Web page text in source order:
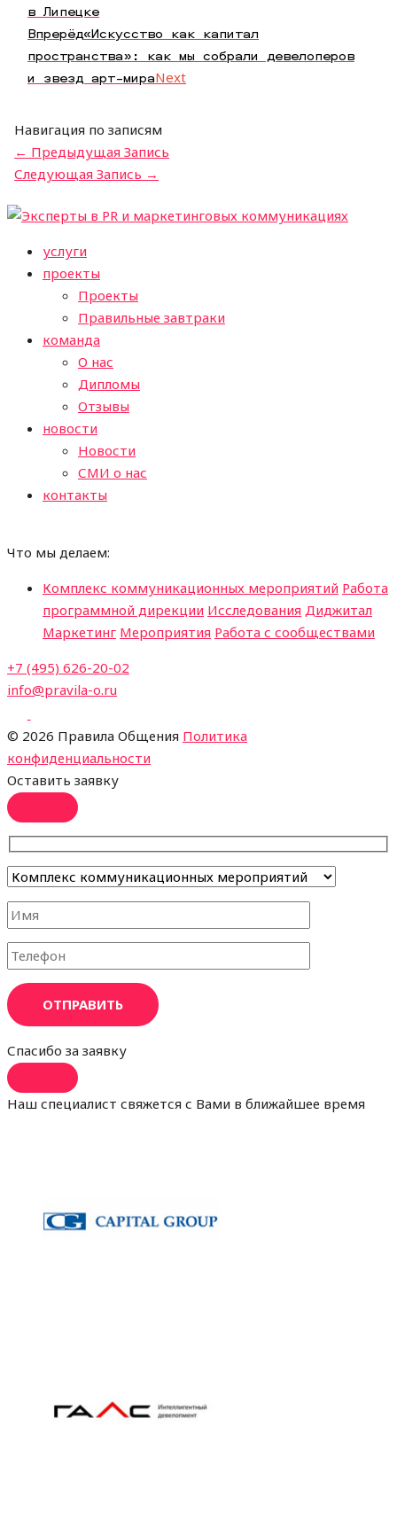
в Липецке
Впрерёд«Искусство как капитал
пространства»: как мы собрали девелоперов
и звезд арт-мираNext
Навигация по записям
← Предыдущая Запись
Следующая Запись →
услуги
проекты
Проекты
Правильные завтраки
команда
О нас
Дипломы
Отзывы
новости
Новости
СМИ о нас
контакты
Что мы делаем:
Комплекс коммуникационных мероприятий Работа
программной дирекции Исследования Диджитал
Маркетинг Мероприятия Работа с сообществами
+7 (495) 626-20-02
info@pravila-o.ru
© 2026 Правила Общения Политика
конфиденциальности
Оставить заявку
ОТПРАВИТЬ
Спасибо за заявку
Наш специалист свяжется с Вами в ближайшее время